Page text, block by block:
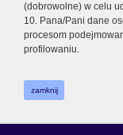
(dobrowolne) w celu
10. Pana/Pani dane
procesom
profilowaniu.
zamknij